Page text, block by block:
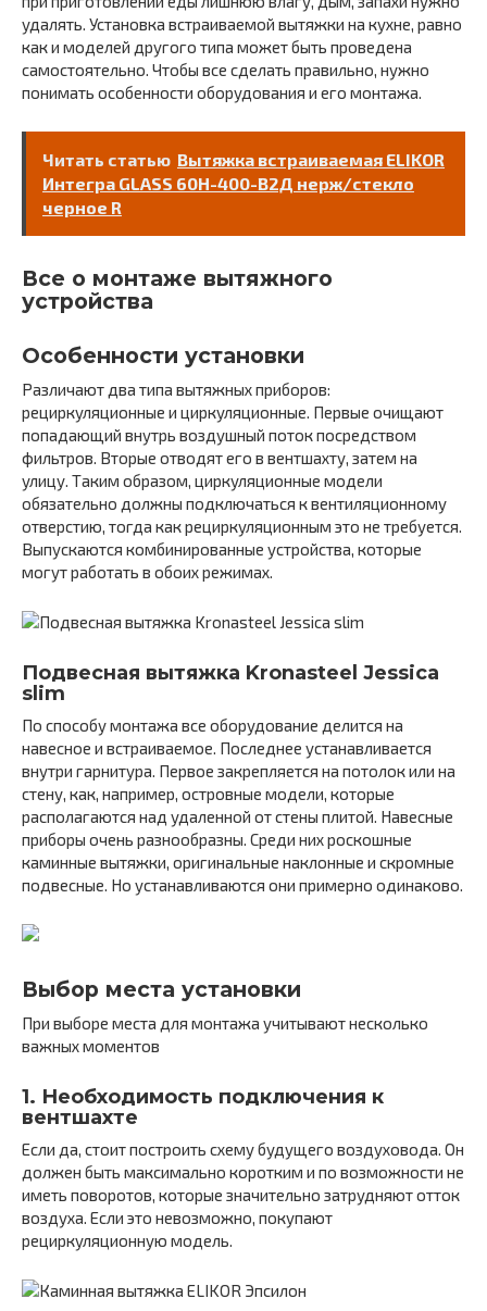
удалять. Установка встраиваемой вытяжки на кухне, равно
как и моделей другого типа может быть проведена
самостоятельно. Чтобы все сделать правильно, нужно
понимать особенности оборудования и его монтажа.
Читать статью Вытяжка встраиваемая ELIKOR
Интегра GLASS 60Н-400-В2Д нерж/стекло
черное R
Все о монтаже вытяжного
устройства
Особенности установки
Различают два типа вытяжных приборов:
рециркуляционные и циркуляционные. Первые очищают
попадающий внутрь воздушный поток посредством
фильтров. Вторые отводят его в вентшахту, затем на
улицу. Таким образом, циркуляционные модели
обязательно должны подключаться к вентиляционному
отверстию, тогда как рециркуляционным это не требуется.
Выпускаются комбинированные устройства, которые
могут работать в обоих режимах.
Подвесная вытяжка Kronasteel Jessica
slim
По способу монтажа все оборудование делится на
навесное и встраиваемое. Последнее устанавливается
внутри гарнитура. Первое закрепляется на потолок или на
стену, как, например, островные модели, которые
располагаются над удаленной от стены плитой. Навесные
приборы очень разнообразны. Среди них роскошные
каминные вытяжки, оригинальные наклонные и скромные
подвесные. Но устанавливаются они примерно одинаково.
Выбор места установки
При выборе места для монтажа учитывают несколько
важных моментов
1. Необходимость подключения к
вентшахте
Если да, стоит построить схему будущего воздуховода. Он
должен быть максимально коротким и по возможности не
иметь поворотов, которые значительно затрудняют отток
воздуха. Если это невозможно, покупают
рециркуляционную модель.